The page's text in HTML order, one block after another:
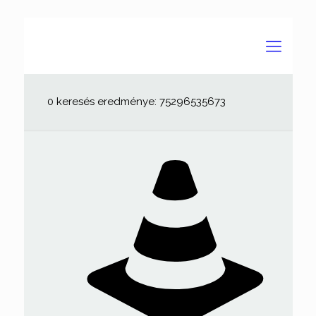
0 keresés eredménye: 75296535673